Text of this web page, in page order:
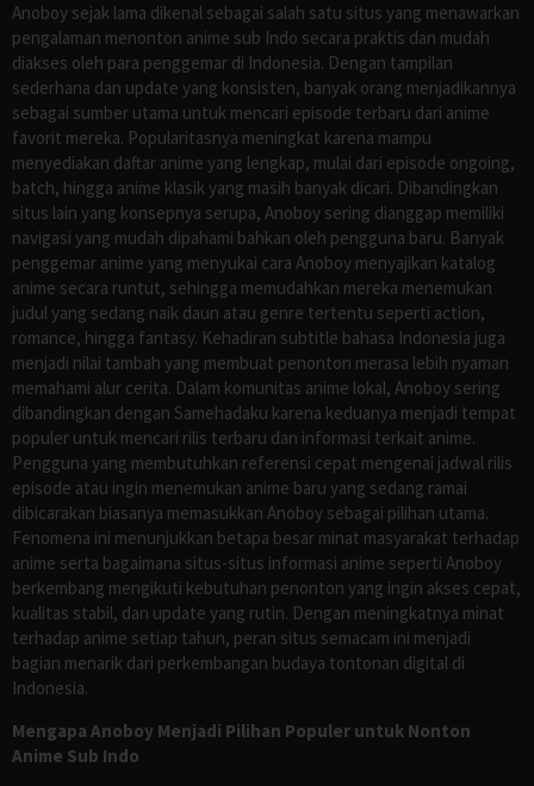
Anoboy sejak lama dikenal sebagai salah satu situs yang menawarkan
pengalaman menonton anime sub Indo secara praktis dan mudah
diakses oleh para penggemar di Indonesia. Dengan tampilan
sederhana dan update yang konsisten, banyak orang menjadikannya
sebagai sumber utama untuk mencari episode terbaru dari anime
favorit mereka. Popularitasnya meningkat karena mampu
menyediakan daftar anime yang lengkap, mulai dari episode ongoing,
batch, hingga anime klasik yang masih banyak dicari. Dibandingkan
situs lain yang konsepnya serupa, Anoboy sering dianggap memiliki
navigasi yang mudah dipahami bahkan oleh pengguna baru. Banyak
penggemar anime yang menyukai cara Anoboy menyajikan katalog
anime secara runtut, sehingga memudahkan mereka menemukan
judul yang sedang naik daun atau genre tertentu seperti action,
romance, hingga fantasy. Kehadiran subtitle bahasa Indonesia juga
menjadi nilai tambah yang membuat penonton merasa lebih nyaman
memahami alur cerita. Dalam komunitas anime lokal, Anoboy sering
dibandingkan dengan Samehadaku karena keduanya menjadi tempat
populer untuk mencari rilis terbaru dan informasi terkait anime.
Pengguna yang membutuhkan referensi cepat mengenai jadwal rilis
episode atau ingin menemukan anime baru yang sedang ramai
dibicarakan biasanya memasukkan Anoboy sebagai pilihan utama.
Fenomena ini menunjukkan betapa besar minat masyarakat terhadap
anime serta bagaimana situs-situs informasi anime seperti Anoboy
berkembang mengikuti kebutuhan penonton yang ingin akses cepat,
kualitas stabil, dan update yang rutin. Dengan meningkatnya minat
terhadap anime setiap tahun, peran situs semacam ini menjadi
bagian menarik dari perkembangan budaya tontonan digital di
Indonesia.
Mengapa Anoboy Menjadi Pilihan Populer untuk Nonton
Anime Sub Indo